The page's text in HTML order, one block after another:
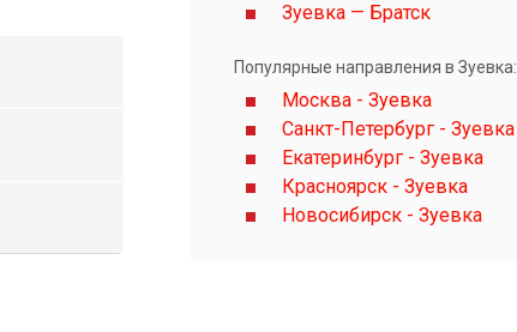
Зуевка — Братск
Популярные направления в Зуевка:
Москва - Зуевка
Санкт-Петербург - Зуевка
Екатеринбург - Зуевка
Красноярск - Зуевка
Новосибирск - Зуевка